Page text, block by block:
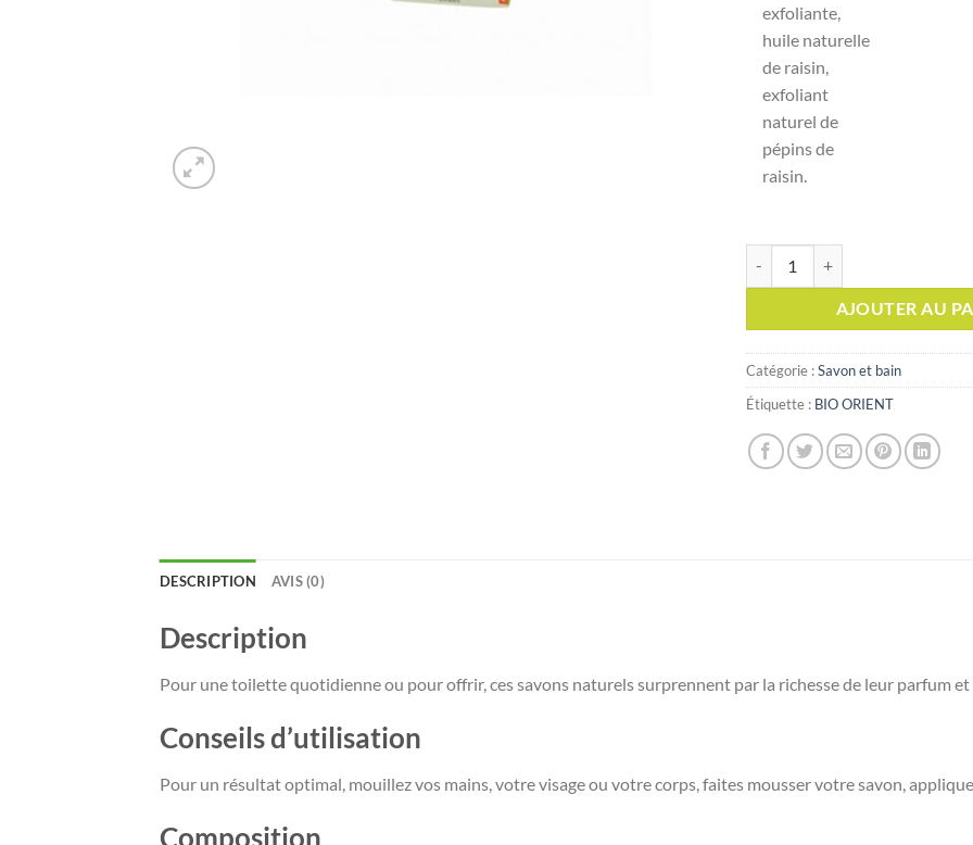
exfoliante,
huile naturelle
de raisin,
exfoliant
naturel de
pépins de
raisin.
AJOUTER AU
Catégorie :Savon et bain
Étiquette : BIO ORIENT
DESCRIPTION AVIS (0)
Description
Pour une toilette quotidienne ou pour offrir, ces savons naturels surprennent par la richesse de leur parfum
Conseils d’utilisation
Pour un résultat optimal, mouillez vos mains, votre visage ou votre corps, faites mousser votre savon,
Composition